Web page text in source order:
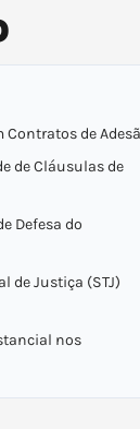
Contratos de
de Cláusulas de
Defesa do
de Justiça (STJ)
nos